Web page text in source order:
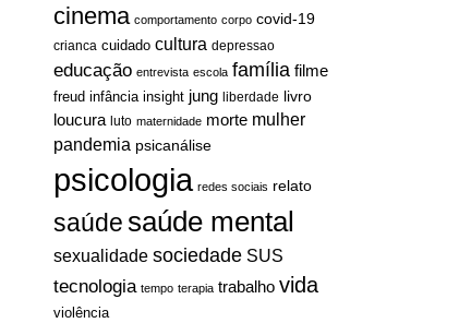
cinema comportamento corpo covid-19
crianca cuidado cultura depressao
educação entrevista escola família filme
freud infância insight jung liberdade livro
loucura luto maternidade morte mulher
pandemia psicanálise
psicologia redes sociais relato
saúdesaúde mental
sexualidade sociedade SUS
tecnologia tempo terapia trabalho vida
violência